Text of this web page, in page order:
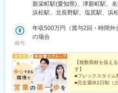
社：三重県津市丸之内二番21号
徒歩10分）■岐阜支社：岐阜県
丁目４（JR「岡崎駅」よりバス
社（静岡地区）：静岡県静岡市
中央区旭町11-1 プレスタワー
「浜松駅」から徒歩3分）■長野
吉田三丁目6-9（しなの鉄道・
野支社（塩尻地区）：長野県塩
駅」から徒歩25分）※受動喫煙対
新栄町駅(愛知県)、津新町駅、
浜松駅、北長野駅、塩尻駅、浜
給与
年収500万円（賞与2回・時間
の場合
【複数商材を扱え
す】
■フレックスタイム
■完全週休2日制（